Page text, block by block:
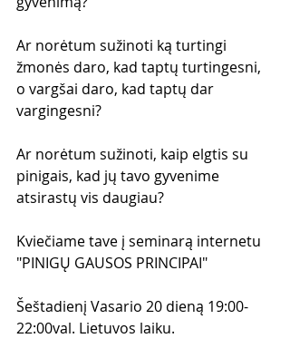
Ar norėtum sužinoti ką turtingi
žmonės daro, kad taptų turtingesni,
o vargšai daro, kad taptų dar
vargingesni?
Ar norėtum sužinoti, kaip elgtis su
pinigais, kad jų tavo gyvenime
atsirastų vis daugiau?
Kviečiame tave į seminarą internetu
"PINIGŲ GAUSOS PRINCIPAI"
Šeštadienį Vasario 20 dieną 19:00-
22:00val. Lietuvos laiku.